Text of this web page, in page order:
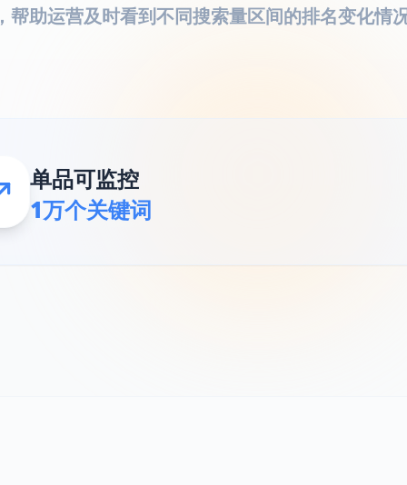
帮助运营及时看到不同搜索量区间的排名变化情
单品可监控
1万个关键词